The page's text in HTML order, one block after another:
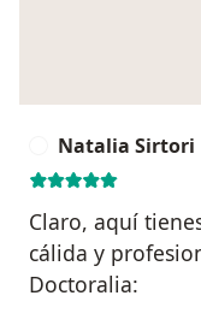
Natalia Sirtori
Claro, aquí
cálida y
Doctoralia: